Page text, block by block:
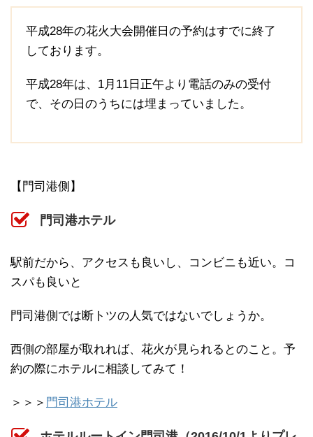
平成28年の花火大会開催日の予約はすでに終了
しております。
平成28年は、1月11日正午より電話のみの受付
で、その日のうちには埋まっていました。
【門司港側】
門司港ホテル
駅前だから、アクセスも良いし、コンビニも近い。コ
スパも良いと
門司港側では断トツの人気ではないでしょうか。
西側の部屋が取れれば、花火が見られるとのこと。予
約の際にホテルに相談してみて！
＞＞＞ 門司港ホテル